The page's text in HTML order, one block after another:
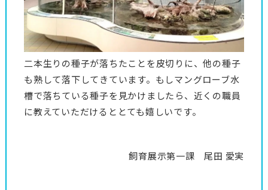
二本生りの種子が落ちたことを皮切りに、他の種子
も熟して落下してきています。もしマングローブ水
槽で落ちている種子を見かけましたら、近くの職員
に教えていただけるととても嬉しいです。
飼育展示第一課 尾田 愛実